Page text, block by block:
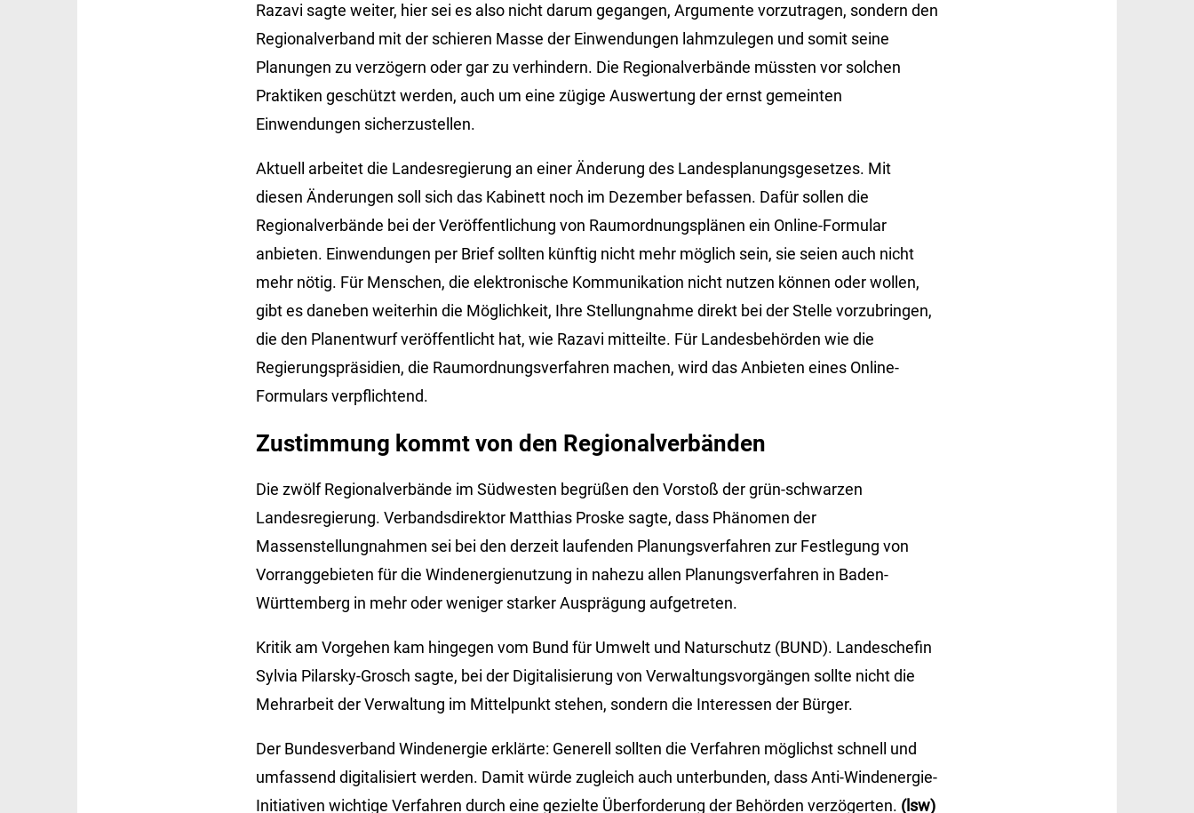
Razavi sagte weiter, hier sei es also nicht darum gegangen, Argumente vorzutragen, sondern den
Regionalverband mit der schieren Masse der Einwendungen lahmzulegen und somit seine
Planungen zu verzögern oder gar zu verhindern. Die Regionalverbände müssten vor solchen
Praktiken geschützt werden, auch um eine zügige Auswertung der ernst gemeinten
Einwendungen sicherzustellen.
Aktuell arbeitet die Landesregierung an einer Änderung des Landesplanungsgesetzes. Mit
diesen Änderungen soll sich das Kabinett noch im Dezember befassen. Dafür sollen die
Regionalverbände bei der Veröffentlichung von Raumordnungsplänen ein Online-Formular
anbieten. Einwendungen per Brief sollten künftig nicht mehr möglich sein, sie seien auch nicht
mehr nötig. Für Menschen, die elektronische Kommunikation nicht nutzen können oder wollen,
gibt es daneben weiterhin die Möglichkeit, Ihre Stellungnahme direkt bei der Stelle vorzubringen,
die den Planentwurf veröffentlicht hat, wie Razavi mitteilte. Für Landesbehörden wie die
Regierungspräsidien, die Raumordnungsverfahren machen, wird das Anbieten eines Online-
Formulars verpflichtend.
Zustimmung kommt von den Regionalverbänden
Die zwölf Regionalverbände im Südwesten begrüßen den Vorstoß der grün-schwarzen
Landesregierung. Verbandsdirektor Matthias Proske sagte, dass Phänomen der
Massenstellungnahmen sei bei den derzeit laufenden Planungsverfahren zur Festlegung von
Vorranggebieten für die Windenergienutzung in nahezu allen Planungsverfahren in Baden-
Württemberg in mehr oder weniger starker Ausprägung aufgetreten.
Kritik am Vorgehen kam hingegen vom Bund für Umwelt und Naturschutz (BUND). Landeschefin
Sylvia Pilarsky-Grosch sagte, bei der Digitalisierung von Verwaltungsvorgängen sollte nicht die
Mehrarbeit der Verwaltung im Mittelpunkt stehen, sondern die Interessen der Bürger.
Der Bundesverband Windenergie erklärte: Generell sollten die Verfahren möglichst schnell und
umfassend digitalisiert werden. Damit würde zugleich auch unterbunden, dass Anti-Windenergie-
Initiativen wichtige Verfahren durch eine gezielte Überforderung der Behörden verzögerten. (lsw)